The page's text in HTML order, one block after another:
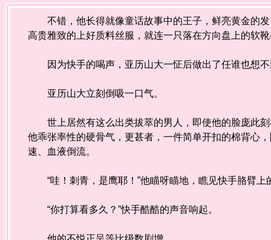
不错，他长得就像童话故事中的王子，鲜亮黄金的发
高贵雅致的上好质料丝服，就连一只落在方向盘上的软
因为快手的喝声，亚历山大一怔后做出了任谁也想不
亚历山大立刻倒吸一口气。
世上居然有这么出类拔萃的男人，即使他的脸庞此刻
他乖张率性的硬骨气，更甚者，一件简单开扣的棉背心
速、血液倒流。
“哇！刺青，是鹰耶！”他瞄呀瞄地，瞧见快手胳臂上
“你打算看多久？”快手酷酷的声音响起。